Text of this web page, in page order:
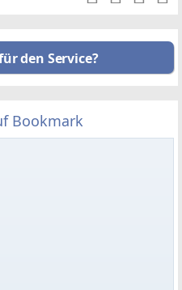
den Service?
Bookmark